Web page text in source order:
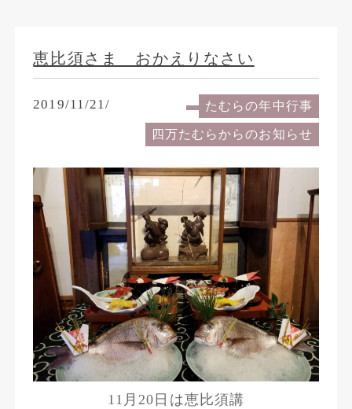
恵比須さま おかえりなさい
2019/11/21/ たむらの年中行事
四万たむらからのお知らせ
11月20日は恵比須講